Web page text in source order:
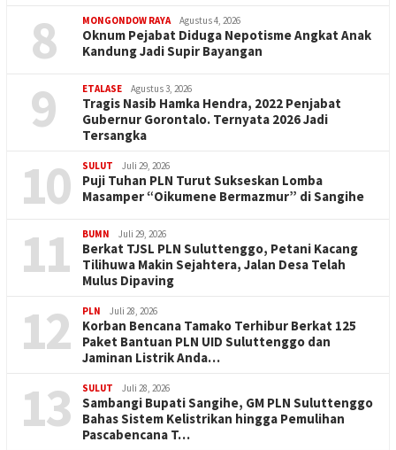
8 MONGONDOW RAYA Agustus 4, 2026
Oknum Pejabat Diduga Nepotisme Angkat Anak
Kandung Jadi Supir Bayangan
9 ETALASE Agustus 3, 2026
Tragis Nasib Hamka Hendra, 2022 Penjabat
Gubernur Gorontalo. Ternyata 2026 Jadi
Tersangka
10 SULUT Juli 29, 2026
Puji Tuhan PLN Turut Sukseskan Lomba
Masamper “Oikumene Bermazmur” di Sangihe
11 BUMN Juli 29, 2026
Berkat TJSL PLN Suluttenggo, Petani Kacang
Tilihuwa Makin Sejahtera, Jalan Desa Telah
Mulus Dipaving
12 PLN Juli 28, 2026
Korban Bencana Tamako Terhibur Berkat 125
Paket Bantuan PLN UID Suluttenggo dan
Jaminan Listrik Anda…
13 SULUT Juli 28, 2026
Sambangi Bupati Sangihe, GM PLN Suluttenggo
Bahas Sistem Kelistrikan hingga Pemulihan
Pascabencana T…